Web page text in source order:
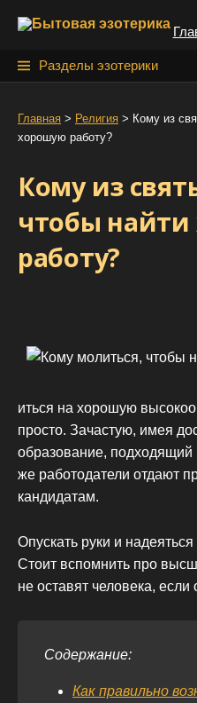
Разделы эзотерики
Главная > Религия > Кому из
хорошую работу?
Кому из
чтобы
работу?
иться на хорошую
просто. Зачастую, имея
образование, подходящий
же работодатели отдают
кандидатам.
Опускать руки и
Стоит вспомнить про
не оставят человека, если
Содержание:
Как правильно